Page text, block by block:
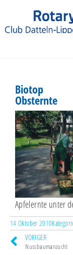
Biotop
Obsternte
Apfelernte unter
14 Oktober 2010
VORIGER
Nussbaumanzucht